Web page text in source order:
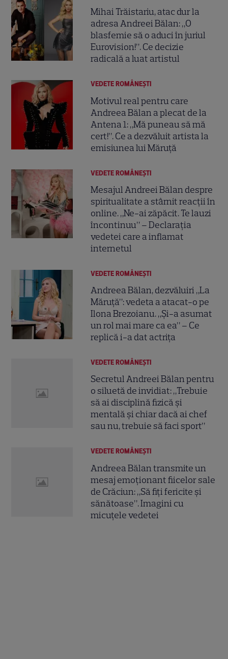
Mihai Trăistariu, atac dur la
adresa Andreei Bălan: „O
blasfemie să o aduci în juriul
Eurovision!”. Ce decizie
radicală a luat artistul
VEDETE ROMÂNEŞTI
Motivul real pentru care
Andreea Bălan a plecat de la
Antena 1: „Mă puneau să mă
cert!”. Ce a dezvăluit artista la
emisiunea lui Măruță
VEDETE ROMÂNEŞTI
Mesajul Andreei Bălan despre
spiritualitate a stârnit reacții în
online. „Ne-ai zăpăcit. Te lauzi
încontinuu” – Declarația
vedetei care a inflamat
internetul
VEDETE ROMÂNEŞTI
Andreea Bălan, dezvăluiri „La
Măruță”: vedeta a atacat-o pe
Ilona Brezoianu. „Și-a asumat
un rol mai mare ca ea” – Ce
replică i-a dat actrița
VEDETE ROMÂNEŞTI
Secretul Andreei Bălan pentru
o siluetă de invidiat: „Trebuie
să ai disciplină fizică și
mentală și chiar dacă ai chef
sau nu, trebuie să faci sport”
VEDETE ROMÂNEŞTI
Andreea Bălan transmite un
mesaj emoționant fiicelor sale
de Crăciun: „Să fiți fericite și
sănătoase”. Imagini cu
micuțele vedetei